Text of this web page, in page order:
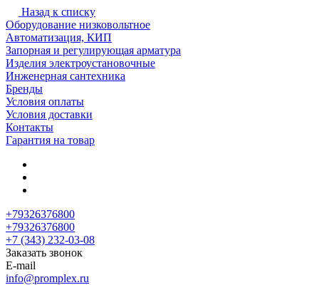
Назад к списку
Оборудование низковольтное
Автоматизация, КИП
Запорная и регулирующая арматура
Изделия электроустановочные
Инженерная сантехника
Бренды
Условия оплаты
Условия доставки
Контакты
Гарантия на товар
+79326376800
+79326376800
+7 (343) 232-03-08
Заказать звонок
E-mail
info@promplex.ru